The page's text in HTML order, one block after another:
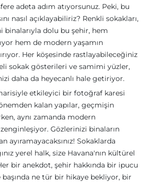
adeta adım atıyorsunuz. Peki, bu
nasıl açıklayabiliriz? Renkli sokakları,
binalarıyla dolu bu şehir, hem
hem de modern yaşamın
Her köşesinde rastlayabileceğiniz
sokak gösterileri ve samimi yüzler,
daha da heyecanlı hale getiriyor.
etkileyici bir fotoğraf karesi
kalan yapılar, geçmişin
aynı zamanda modern
Gözlerinizi binaların
ayıramayacaksınız! Sokaklarda
yerel halk, size Havana'nın kültürel
bir anekdot, şehir hakkında bir ipucu
ne tür bir hikaye bekliyor, bir